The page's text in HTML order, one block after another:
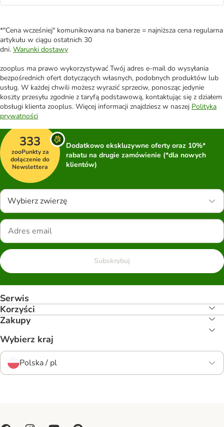
*"Cena wcześniej" komunikowana na banerze = najniższa cena regularna
artykułu w ciągu ostatnich 30
dni. Warunki dostawy
zooplus ma prawo wykorzystywać Twój adres e-mail do wysyłania
bezpośrednich ofert dotyczących własnych, podobnych produktów lub
usług. W każdej chwili możesz wyrazić sprzeciw, ponosząc jedynie
koszty przesyłu zgodnie z taryfą podstawową, kontaktując się z działem
obsługi klienta zooplus. Więcej informacji znajdziesz w naszej Polityka
prywatności
333
zooPunkty za
dołączenie do
Newslettera
Dodatkowo ekskluzywne oferty oraz 10%*
rabatu na drugie zamówienie (*dla nowych
klientów)
Wybierz zwierzę
Subskrybuj
Serwis
Korzyści
Zakupy
Wybierz kraj
Polska / pl